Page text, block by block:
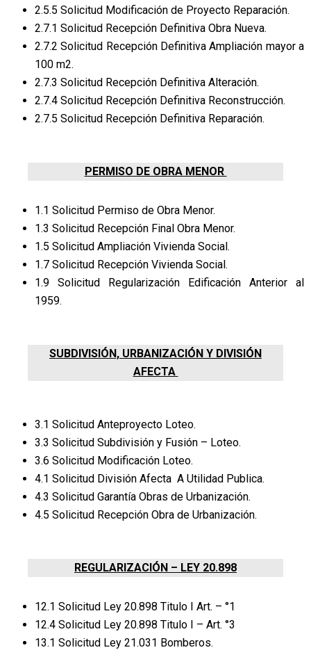
2.5.5 Solicitud Modificación de Proyecto Reparación.
2.7.1 Solicitud Recepción Definitiva Obra Nueva.
2.7.2 Solicitud Recepción Definitiva Ampliación mayor a
100 m2.
2.7.3 Solicitud Recepción Definitiva Alteración.
2.7.4 Solicitud Recepción Definitiva Reconstrucción.
2.7.5 Solicitud Recepción Definitiva Reparación.
PERMISO DE OBRA MENOR
1.1 Solicitud Permiso de Obra Menor.
1.3 Solicitud Recepción Final Obra Menor.
1.5 Solicitud Ampliación Vivienda Social.
1.7 Solicitud Recepción Vivienda Social.
1.9 Solicitud Regularización Edificación Anterior al
1959.
SUBDIVISIÓN, URBANIZACIÓN Y DIVISIÓN
AFECTA
3.1 Solicitud Anteproyecto Loteo.
3.3 Solicitud Subdivisión y Fusión – Loteo.
3.6 Solicitud Modificación Loteo.
4.1 Solicitud División Afecta A Utilidad Publica.
4.3 Solicitud Garantía Obras de Urbanización.
4.5 Solicitud Recepción Obra de Urbanización.
REGULARIZACIÓN – LEY 20.898
12.1 Solicitud Ley 20.898 Titulo I Art. – °1
12.4 Solicitud Ley 20.898 Titulo I – Art. °3
13.1 Solicitud Ley 21.031 Bomberos.